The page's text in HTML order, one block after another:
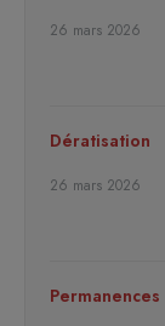
26 mars 2026
Dératisation
26 mars 2026